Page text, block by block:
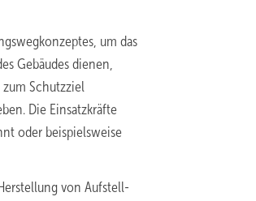
um das
Gebäudes dienen,
Schutzziel
Die Einsatzkräfte
oder beispielsweise
von Aufstell-